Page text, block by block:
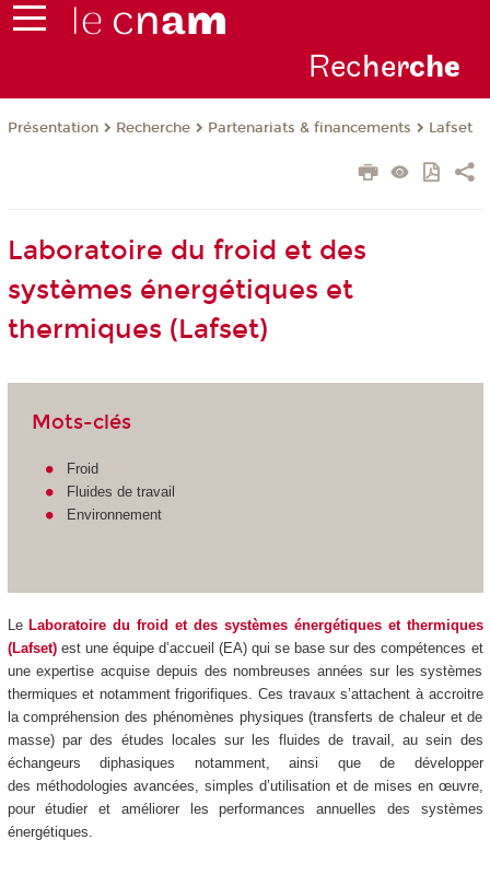
Recherche
Présentation Recherche Partenariats & financements Lafset
Laboratoire du froid et des
systèmes énergétiques et
thermiques (Lafset)
Mots-clés
Froid
Fluides de travail
Environnement
Le Laboratoire du froid et des systèmes énergétiques et thermiques
(Lafset)est une équipe d’accueil (EA) qui se base sur des compétences et
une expertise acquise depuis des nombreuses années sur les systèmes
thermiques et notamment frigorifiques. Ces travaux s’attachent à accroitre
la compréhension des phénomènes physiques (transferts de chaleur et de
masse) par des études locales sur les fluides de travail, au sein des
échangeurs diphasiques notamment, ainsi que de développer
des méthodologies avancées, simples d’utilisation et de mises en œuvre,
pour étudier et améliorer les performances annuelles des systèmes
énergétiques.